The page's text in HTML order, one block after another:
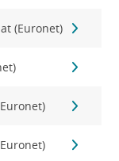
(Euronet)